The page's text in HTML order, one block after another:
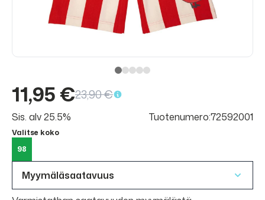
11,95 €23,90 €
Sis. alv 25.5% Tuotenumero:72592001
Valitse koko
98
Myymäläsaatavuus